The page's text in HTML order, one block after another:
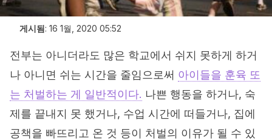
게시됨: 16 1월, 2020 05:52
전부는 아니더라도 많은 학교에서 쉬지 못하게 하거
나 아니면 쉬는 시간을 줄임으로써 아이들을 훈육 또
는 처벌하는 게 일반적이다. 나쁜 행동을 하거나, 숙
제를 끝내지 못 했거나, 수업 시간에 떠들거나, 집에
공책을 빠뜨리고 온 것 등이 처벌의 이유가 될 수 있